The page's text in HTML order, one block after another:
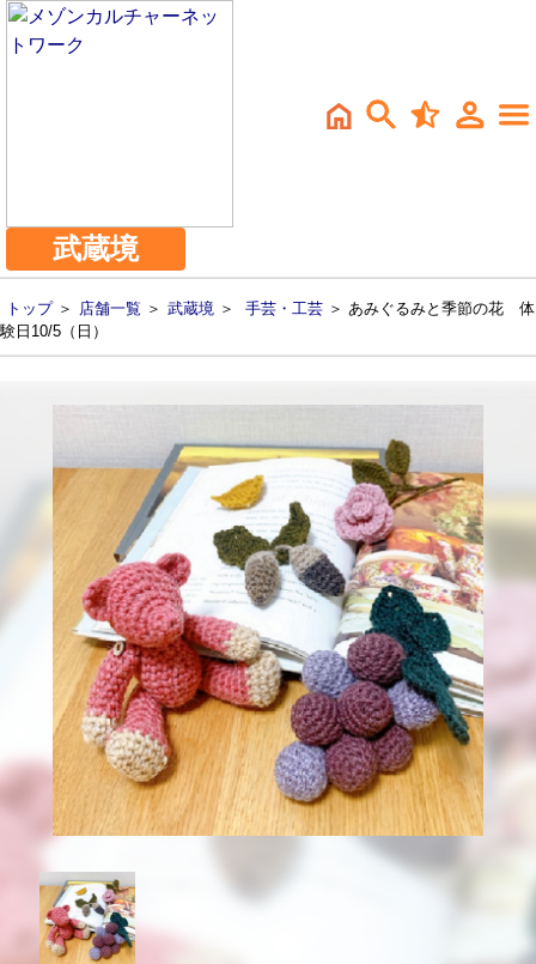
武蔵境
トップ＞ 店舗一覧 ＞ 武蔵境 ＞ 手芸・工芸 ＞ あみぐるみと季節の花 体
験日10/5（日）